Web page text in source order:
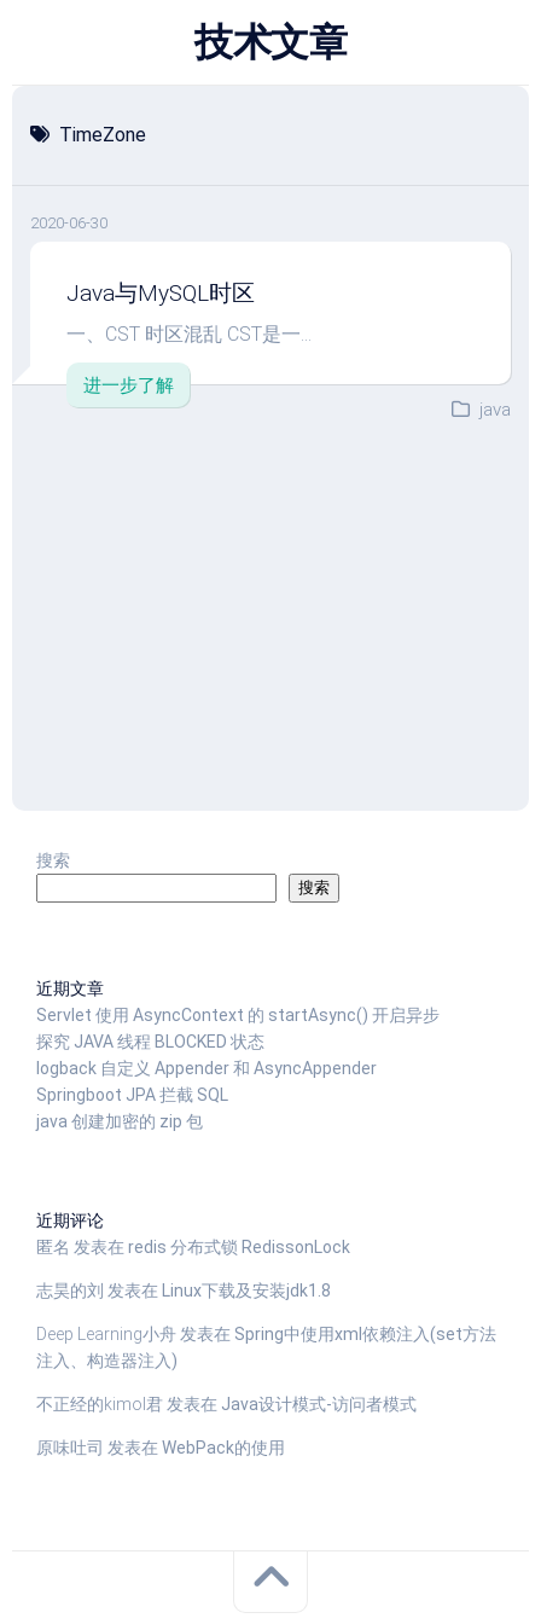
技术文章
TimeZone
2020-06-30
Java与MySQL时区
一、CST 时区混乱 CST是一...
进一步了解
java
搜索
搜索
近期文章
Servlet 使用 AsyncContext 的 startAsync() 开启异步
探究 JAVA 线程 BLOCKED 状态
logback 自定义 Appender 和 AsyncAppender
Springboot JPA 拦截 SQL
java 创建加密的 zip 包
近期评论
匿名 发表在 redis 分布式锁 RedissonLock
志昊的刘 发表在 Linux下载及安装jdk1.8
Deep Learning小舟 发表在 Spring中使用xml依赖注入(set方法
注入、构造器注入)
不正经的kimol君 发表在 Java设计模式-访问者模式
原味吐司 发表在 WebPack的使用